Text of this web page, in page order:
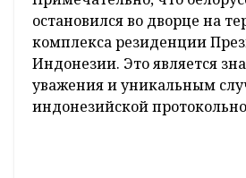
остановился во дворце на
комплекса резиденции
Индонезии. Это является
уважения и уникальным
индонезийской